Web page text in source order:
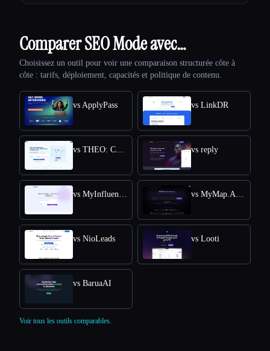
Comparer SEO Mode avec…
Choisissez un outil pour voir une comparaison structurée côte à
côte : tarifs, déploiement, capacités et politique de contenu.
vs ApplyPass vs LinkDR
vs THEO: Context-aware Strategic Co-Pilot vs reply
vs MyInfluencer vs MyMap.AI Swot Analysis Generator
vs NioLeads vs Looti
vs BaruaAI
Voir tous les outils comparables.